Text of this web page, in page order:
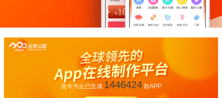
迄今为止已生成 1446424款APP